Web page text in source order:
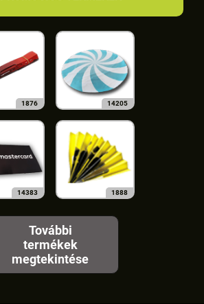
1876 14205
14383 1888
További
termékek
megtekintése